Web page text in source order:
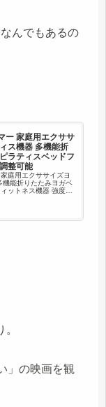
んでもあるの
ー 家庭用エクササ
ス機器 多機能折
ラティスベッドフ
整可能
庭用エクササイズヨ
機能折りたたみヨガベ
ットネス機器 強度調
」の映画を観